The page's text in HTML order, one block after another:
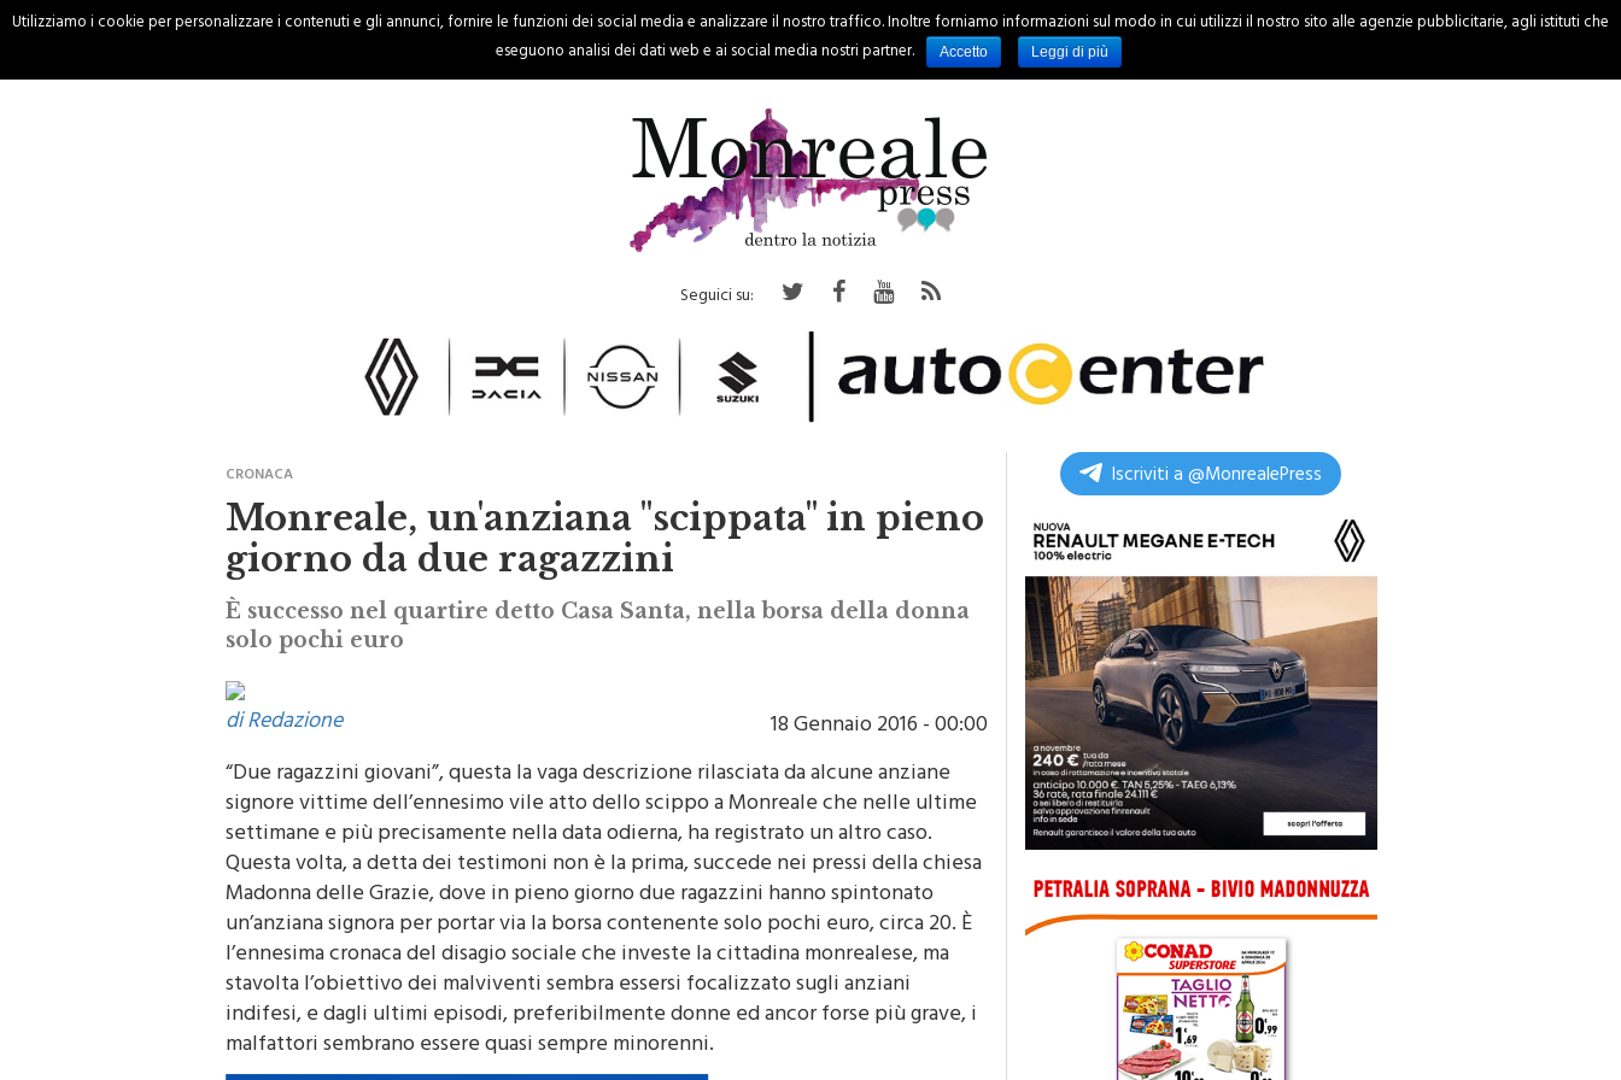
HOME CRONACA PALERMO REGIONE EVENTI RUBRICHE SPORT INCHIESTE
Seguici su:
CRONACA
Monreale, un'anziana "scippata" in pieno
giorno da due ragazzini
È successo nel quartire detto Casa Santa, nella borsa della donna
solo pochi euro
di Redazione
18 Gennaio 2016 - 00:00
“Due ragazzini giovani”, questa la vaga descrizione rilasciata da alcune anziane
signore vittime dell’ennesimo vile atto dello scippo a Monreale che nelle ultime
settimane e più precisamente nella data odierna, ha registrato un altro caso.
Questa volta, a detta dei testimoni non è la prima, succede nei pressi della chiesa
Madonna delle Grazie, dove in pieno giorno due ragazzini hanno spintonato
un’anziana signora per portar via la borsa contenente solo pochi euro, circa 20. È
l’ennesima cronaca del disagio sociale che investe la cittadina monrealese, ma
stavolta l’obiettivo dei malviventi sembra essersi focalizzato sugli anziani
indifesi, e dagli ultimi episodi, preferibilmente donne ed ancor forse più grave, i
malfattori sembrano essere quasi sempre minorenni.
Iscriviti a @MonrealePress
Utilizziamo i cookie per personalizzare i contenuti e gli annunci, fornire le funzioni dei social media e analizzare il nostro traffico. Inoltre forniamo informazioni sul modo in cui utilizzi il nostro sito alle agenzie pubblicitarie, agli istituti che
eseguono analisi dei dati web e ai social media nostri partner.
Accetto Leggi di più